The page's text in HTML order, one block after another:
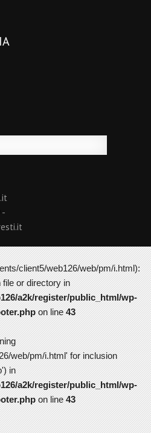
-
client5/web126/web/pm/i.html):
or directory in
a2k/register/public_html/wp-
on line43
web/pm/i.html' for inclusion
in
a2k/register/public_html/wp-
on line43